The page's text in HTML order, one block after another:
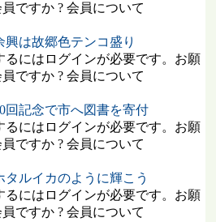
ですか ? 会員について
は故郷色テンコ盛り
るにはログインが必要です。お願
ですか ? 会員について
回記念で市へ図書を寄付
るにはログインが必要です。お願
ですか ? 会員について
ルイカのように輝こう
るにはログインが必要です。お願
ですか ? 会員について